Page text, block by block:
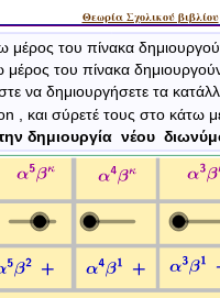
Θεωρία Σχολικού βιβλίου